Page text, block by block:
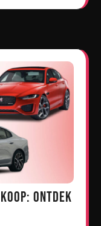
Ontdek